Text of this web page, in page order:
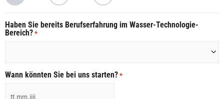
Haben Sie bereits Berufserfahrung im Wasser-Technologie-
Bereich? *
Wann könnten Sie bei uns starten? *